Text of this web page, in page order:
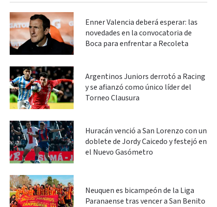
Enner Valencia deberá esperar: las
novedades en la convocatoria de
Boca para enfrentar a Recoleta
Argentinos Juniors derrotó a Racing
y se afianzó como único líder del
Torneo Clausura
Huracán venció a San Lorenzo con un
doblete de Jordy Caicedo y festejó en
el Nuevo Gasómetro
Neuquen es bicampeón de la Liga
Paranaense tras vencer a San Benito